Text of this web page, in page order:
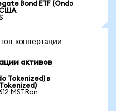
Bond ETF (Ondo
США
конвертации
активов
Tokenized) в
MSTRon